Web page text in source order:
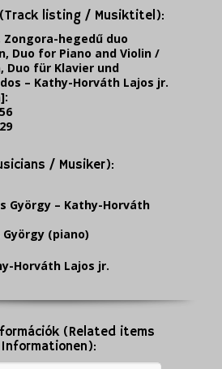
listing / Musiktitel):
hegedű duo
Duo for Piano and Violin /
Duo für Klavier und
– Kathy-Horváth Lajos jr.
/ Musiker):
György – Kathy-Horváth
György (piano)
Horváth Lajos jr.
(Related items